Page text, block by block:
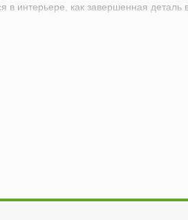
в интерьере, как завершенная